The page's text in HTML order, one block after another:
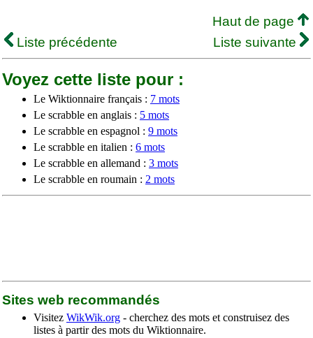
Haut de page
Liste précédente
Liste suivante
Voyez cette liste pour :
Le Wiktionnaire français : 7 mots
Le scrabble en anglais : 5 mots
Le scrabble en espagnol : 9 mots
Le scrabble en italien : 6 mots
Le scrabble en allemand : 3 mots
Le scrabble en roumain : 2 mots
Sites web recommandés
Visitez WikWik.org - cherchez des mots et construisez des
listes à partir des mots du Wiktionnaire.